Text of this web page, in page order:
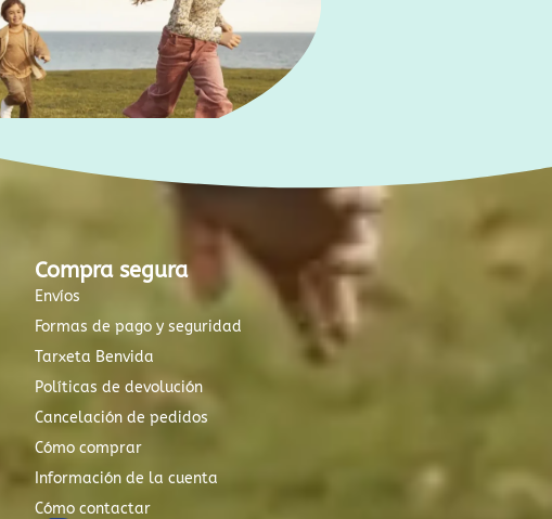
Compra segura
Envíos
Formas de pago y seguridad
Tarxeta Benvida
Políticas de devolución
Cancelación de pedidos
Cómo comprar
Información de la cuenta
Cómo contactar